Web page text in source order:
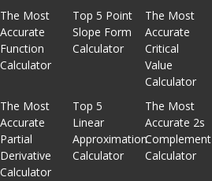
The Most
Accurate
Function
Calculator
Top 5 Point
Slope Form
Calculator
The Most
Accurate
Critical
Value
Calculator
The Most
Accurate
Partial
Derivative
Calculator
Top 5
Linear
Approximation
Calculator
The Most
Accurate 2s
Complement
Calculator